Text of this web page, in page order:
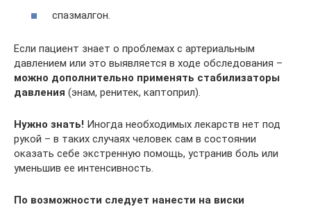
спазмалгон.
Если пациент знает о проблемах с артериальным
давлением или это выявляется в ходе обследования –
можно дополнительно применять стабилизаторы
давления (энам, ренитек, каптоприл).
Нужно знать! Иногда необходимых лекарств нет под
рукой – в таких случаях человек сам в состоянии
оказать себе экстренную помощь, устранив боль или
уменьшив ее интенсивность.
По возможности следует нанести на виски